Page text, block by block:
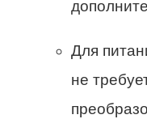
Для
не